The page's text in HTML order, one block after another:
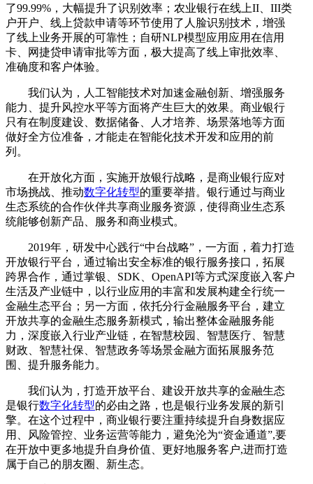
了99.99%，大幅提升了识别效率；农业银行在线上II、III类
户开户、线上贷款申请等环节使用了人脸识别技术，增强
了线上业务开展的可靠性；自研NLP模型应用应用在信用
卡、网捷贷申请审批等方面，极大提高了线上审批效率、
准确度和客户体验。
我们认为，人工智能技术对加速金融创新、增强服务
能力、提升风控水平等方面将产生巨大的效果。商业银行
只有在制度建设、数据储备、人才培养、场景落地等方面
做好全方位准备，才能走在智能化技术开发和应用的前
列。
在开放化方面，实施开放银行战略，是商业银行应对
市场挑战、推动数字化转型的重要举措。银行通过与商业
生态系统的合作伙伴共享商业服务资源，使得商业生态系
统能够创新产品、服务和商业模式。
2019年，研发中心践行“中台战略”，一方面，着力打造
开放银行平台，通过输出安全标准的银行服务接口，拓展
跨界合作，通过掌银、SDK、OpenAPI等方式深度嵌入客户
生活及产业链中，以行业应用的丰富和发展构建全行统一
金融生态平台；另一方面，依托分行金融服务平台，建立
开放共享的金融生态服务新模式，输出整体金融服务能
力，深度嵌入行业产业链，在智慧校园、智慧医疗、智慧
财政、智慧社保、智慧政务等场景金融方面拓展服务范
围、提升服务能力。
我们认为，打造开放平台、建设开放共享的金融生态
是银行数字化转型的必由之路，也是银行业务发展的新引
擎。在这个过程中，商业银行要注重持续提升自身数据应
用、风险管控、业务运营等能力，避免沦为“资金通道”,要
在开放中更多地提升自身价值、更好地服务客户,进而打造
属于自己的朋友圈、新生态。